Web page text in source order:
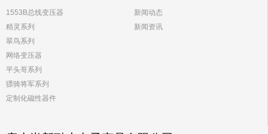
1553B总线变压器
精灵系列
翠鸟系列
网络变压器
平头哥系列
骠骑将军系列
定制化磁性器件
新闻动态
新闻资讯